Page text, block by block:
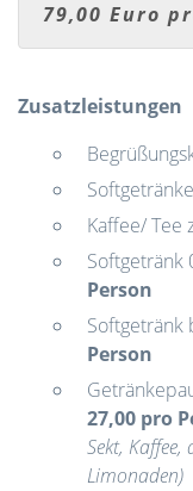
79,00 Euro
Zusatzleistungen
Kaffee/ Tee
Softgetränk
Person
Softgetränk
Person
27,00 pro
Sekt,
Limonaden)